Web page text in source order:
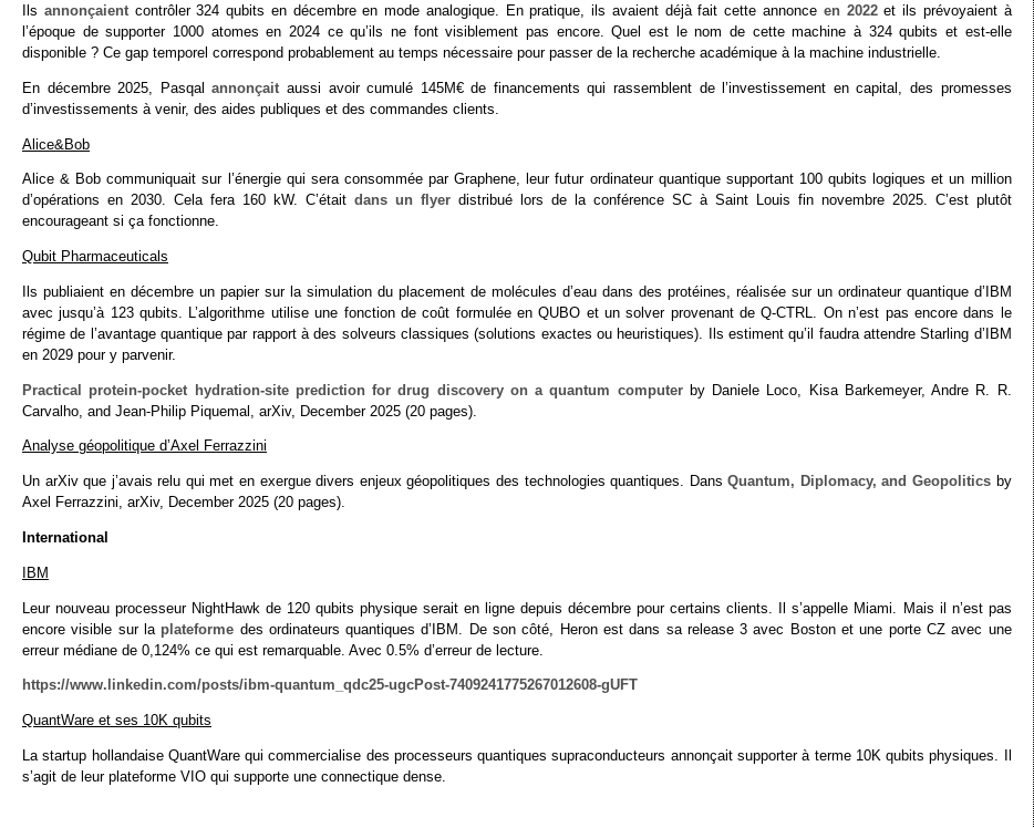
Ils annonçaientcontrôler 324 qubits en décembre en mode analogique. En pratique, ils avaient déjà fait cette annonce en 2022et ils prévoyaient à
l’époque de supporter 1000 atomes en 2024 ce qu’ils ne font visiblement pas encore. Quel est le nom de cette machine à 324 qubits et est-elle
disponible ? Ce gap temporel correspond probablement au temps nécessaire pour passer de la recherche académique à la machine industrielle.
En décembre 2025, Pasqalannonçait aussi avoir cumulé 145M€ de financements qui rassemblent de l’investissement en capital, des promesses
d’investissements à venir, des aides publiques et des commandes clients.
Alice&Bob
Alice & Bob communiquait sur l’énergie qui sera consommée par Graphene, leur futur ordinateur quantique supportant 100 qubits logiques et un million
d’opérations en 2030. Cela fera 160 kW. C’était dans un flyerdistribué lors de la conférence SC à Saint Louis fin novembre 2025. C’est plutôt
encourageant si ça fonctionne.
Qubit Pharmaceuticals
Ils publiaient en décembre un papier sur la simulation du placement de molécules d’eau dans des protéines, réalisée sur un ordinateur quantique d’IBM
avec jusqu’à 123 qubits. L’algorithme utilise une fonction de coût formulée en QUBO et un solver provenant de Q-CTRL. On n’est pas encore dans le
régime de l’avantage quantique par rapport à des solveurs classiques (solutions exactes ou heuristiques). Ils estiment qu’il faudra attendre Starling d’IBM
en 2029 pour y parvenir.
Practical protein-pocket hydration-site prediction for drug discovery on a quantum computerby Daniele Loco, Kisa Barkemeyer, Andre R. R.
Carvalho, and Jean-Philip Piquemal, arXiv, December 2025 (20 pages).
Analyse géopolitique d’Axel Ferrazzini
Un arXiv que j’avais relu qui met en exergue divers enjeux géopolitiques des technologies quantiques. DansQuantum, Diplomacy, and Geopolitics by
Axel Ferrazzini, arXiv, December 2025 (20 pages).
International
IBM
Leur nouveau processeur NightHawk de 120 qubits physique serait en ligne depuis décembre pour certains clients. Il s’appelle Miami. Mais il n’est pas
encore visible sur la plateforme des ordinateurs quantiques d’IBM. De son côté, Heron est dans sa release 3 avec Boston et une porte CZ avec une
erreur médiane de 0,124% ce qui est remarquable. Avec 0.5% d’erreur de lecture.
https://www.linkedin.com/posts/ibm-quantum_qdc25-ugcPost-7409241775267012608-gUFT
QuantWare et ses 10K qubits
La startup hollandaise QuantWare qui commercialise des processeurs quantiques supraconducteurs annonçait supporter à terme 10K qubits physiques. Il
s’agit de leur plateforme VIO qui supporte une connectique dense.